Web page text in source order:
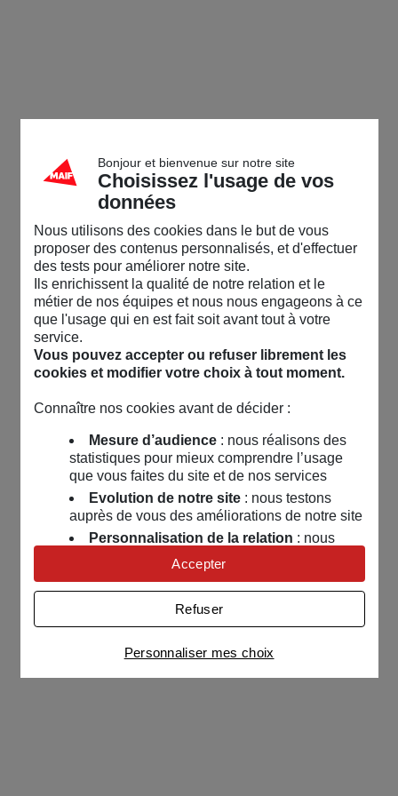
Bonjour et bienvenue sur notre site
Choisissez l'usage de vos
données
Nous utilisons des cookies dans le but de vous
proposer des contenus personnalisés, et d'effectuer
des tests pour améliorer notre site.
Ils enrichissent la qualité de notre relation et le
métier de nos équipes et nous nous engageons à ce
que l'usage qui en est fait soit avant tout à votre
service.
Vous pouvez accepter ou refuser librement les
cookies et modifier votre choix à tout moment.
Connaître nos cookies avant de décider :
Mesure d’audience: nous réalisons des
statistiques pour mieux comprendre l’usage
que vous faites du site et de nos services
Evolution de notre site: nous testons
auprès de vous des améliorations de notre site
Personnalisation de la relation : nous
nous servons de cookies pour adapter nos
contenus et personnaliser nos offres
Univers publicitaire: nous utilisons avec
nos partenaires des cookies pour afficher des
publicités personnalisées
Connaître notre politique cookies et la liste de nos
partenaires
Personnaliser mes choix
Refuser
Accepter